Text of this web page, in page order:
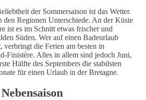
der Sommersaison ist das Wetter.
den Regionen Unterschiede. An der Küste
ist es im Schnitt etwas frischer und
Süden. Wer auf einen Badeurlaub
verbringt die Ferien am besten in
Finistère. Alles in allem sind jedoch Juni,
Hälfte des Septembers die stabilsten
für einen Urlaub in der Bretagne.